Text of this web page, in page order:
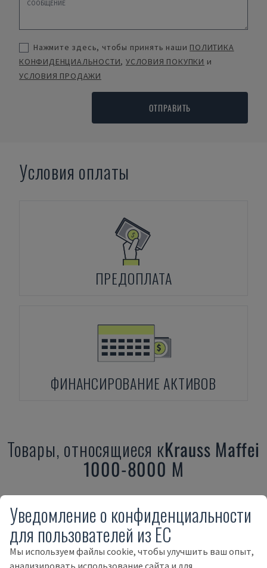
Нажмите здесь, чтобы принять наши ПОЛИТИКА
КОНФИДЕНЦИАЛЬНОСТИ,УСЛОВИЯ ПОКУПКИ и
УСЛОВИЯ ПРОДАЖИ
ОТПРАВИТЬ
Условия оплаты
ПРЕДОПЛАТА
ФИНАНСИРОВАНИЕ АКТИВОВ
Товары, относящиеся кKrauss Maffei
1000-8000 M
Уведомление о конфиденциальности
для пользователей из ЕС
Мы используем файлы cookie, чтобы улучшить ваш опыт,
анализировать использование сайта и для